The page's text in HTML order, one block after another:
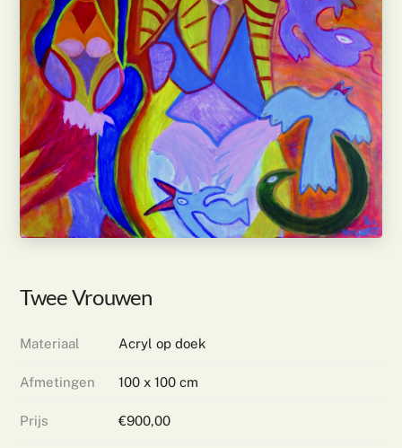
Twee Vrouwen
Materiaal Acryl op doek
Afmetingen 100 x 100 cm
Prijs €900,00